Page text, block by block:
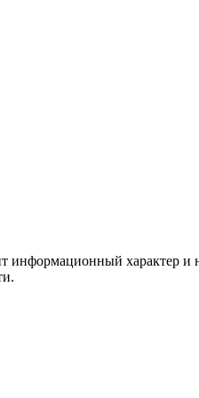
информационный характер